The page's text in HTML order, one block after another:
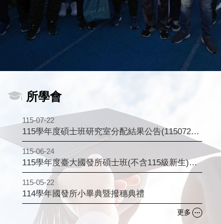
所學會
115-07-22
115學年度碩士班研究室分配結果公告(1150728異動公告)
115-06-24
115學年度臺大國發所碩士班(不含115級新生)研究室申請暨相關事宜公告
115-05-22
114學年國發所小畢典暨撥穗典禮
更多